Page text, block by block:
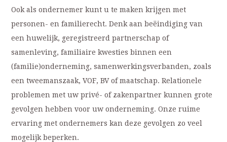
Ook als ondernemer kunt u te maken krijgen met
personen- en familierecht. Denk aan beëindiging van
een huwelijk, geregistreerd partnerschap of
samenleving, familiaire kwesties binnen een
(familie)onderneming, samenwerkingsverbanden, zoals
een tweemanszaak, VOF, BV of maatschap. Relationele
problemen met uw privé- of zakenpartner kunnen grote
gevolgen hebben voor uw onderneming. Onze ruime
ervaring met ondernemers kan deze gevolgen zo veel
mogelijk beperken.